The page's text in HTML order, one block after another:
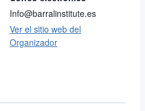
Info@barralinstitute.es
Ver el sitio web del
Organizador